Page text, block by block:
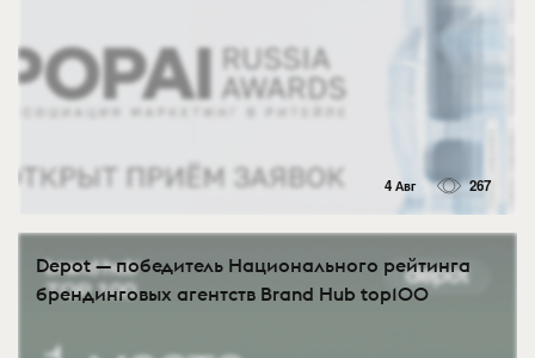
4 Авг 267
Depot — победитель Национального рейтинга
брендинговых агентств Brand Hub top100